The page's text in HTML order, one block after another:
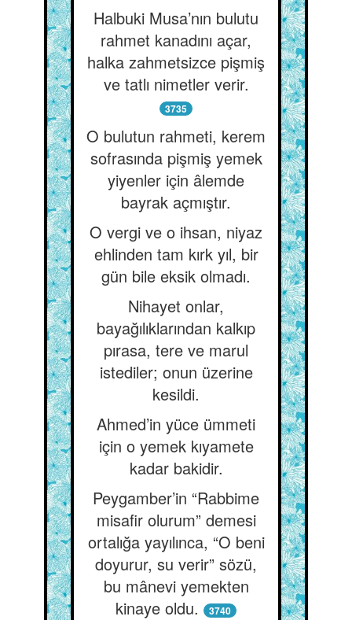
Halbuki Musa’nın bulutu
rahmet kanadını açar,
halka zahmetsizce pişmiş
ve tatlı nimetler verir.
3735
O bulutun rahmeti, kerem
sofrasında pişmiş yemek
yiyenler için âlemde
bayrak açmıştır.
O vergi ve o ihsan, niyaz
ehlinden tam kırk yıl, bir
gün bile eksik olmadı.
Nihayet onlar,
bayağılıklarından kalkıp
pırasa, tere ve marul
istediler; onun üzerine
kesildi.
Ahmed’in yüce ümmeti
için o yemek kıyamete
kadar bakidir.
Peygamber’in “Rabbime
misafir olurum” demesi
ortalığa yayılınca, “O beni
doyurur, su verir” sözü,
bu mânevi yemekten
kinaye oldu.
3740